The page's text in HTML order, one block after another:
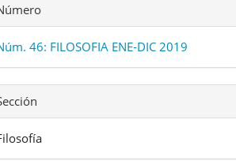
46: FILOSOFIA ENE-DIC 2019